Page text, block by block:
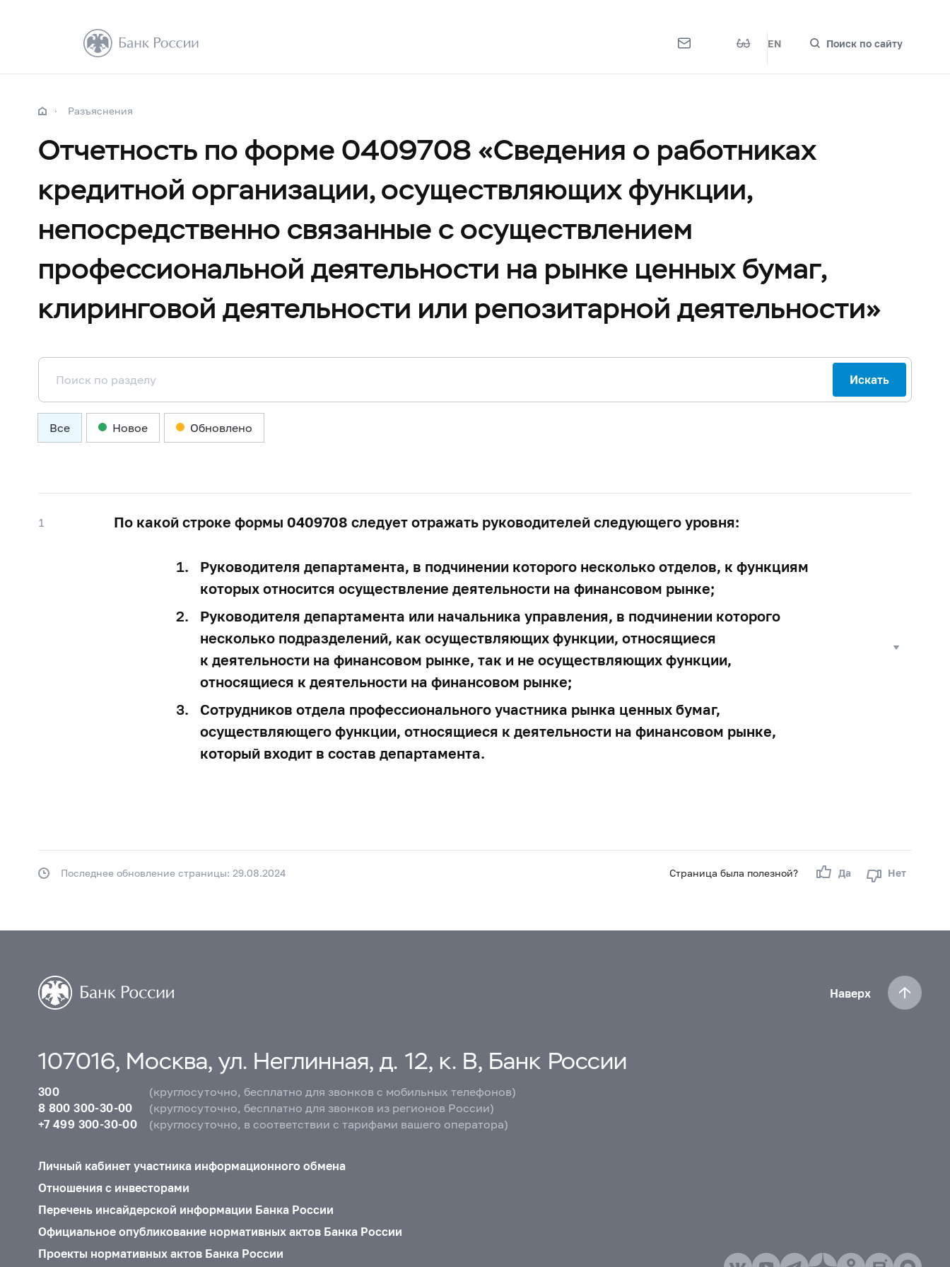
EN Поиск по сайту
Разъяснения
Отчетность по форме 0409708 «Сведения о работниках
кредитной организации, осуществляющих функции,
непосредственно связанные с осуществлением
профессиональной деятельности на рынке ценных бумаг,
клиринговой деятельности или репозитарной деятельности»
Искать
Все Новое Обновлено
1 По какой строке формы 0409708 следует отражать руководителей следующего уровня:
Руководителя департамента, в подчинении которого несколько отделов, к функциям
которых относится осуществление деятельности на финансовом рынке;
Руководителя департамента или начальника управления, в подчинении которого
несколько подразделений, как осуществляющих функции, относящиеся
к деятельности на финансовом рынке, так и не осуществляющих функции,
относящиеся к деятельности на финансовом рынке;
Сотрудников отдела профессионального участника рынка ценных бумаг,
осуществляющего функции, относящиеся к деятельности на финансовом рынке,
который входит в состав департамента.
Страница была полезной? Да Нет
Последнее обновление страницы: 29.08.2024
Наверх
107016, Москва, ул. Неглинная, д. 12, к. В, Банк России
300
(круглосуточно, бесплатно для звонков с мобильных телефонов)
8 800 300-30-00
(круглосуточно, бесплатно для звонков из регионов России)
+7 499 300-30-00
(круглосуточно, в соответствии с тарифами вашего оператора)
Личный кабинет участника информационного обмена
Отношения с инвесторами
Перечень инсайдерской информации Банка России
Официальное опубликование нормативных актов Банка России
Проекты нормативных актов Банка России